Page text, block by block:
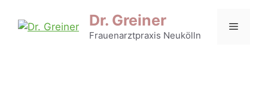
Inhalt
Dr. Greiner
Frauenarztpraxis Neukölln
Menü